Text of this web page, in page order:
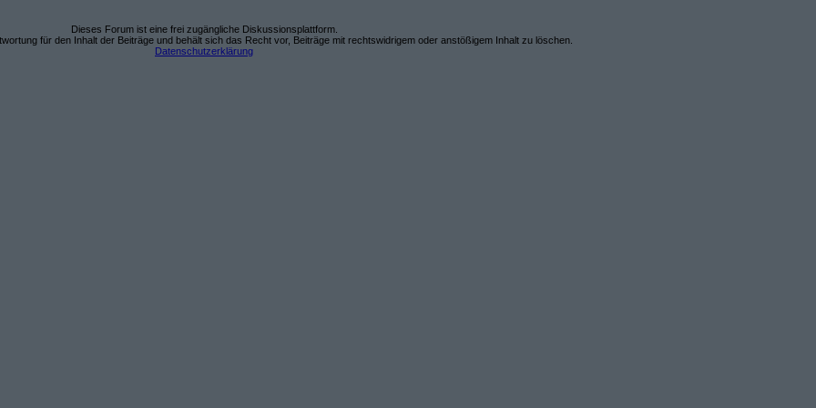
Dieses Forum ist eine frei zugängliche Diskussionsplattform.
für den Inhalt der Beiträge und behält sich das Recht vor, Beiträge mit rechtswidrigem oder anstößigem Inhalt zu löschen.
Datenschutzerklärung